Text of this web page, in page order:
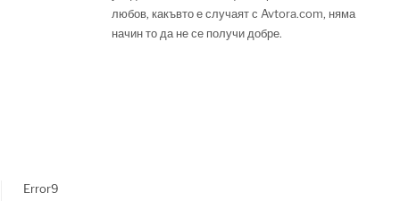
любов, какъвто е случаят с Avtora.com, няма
начин то да не се получи добре.
Error9